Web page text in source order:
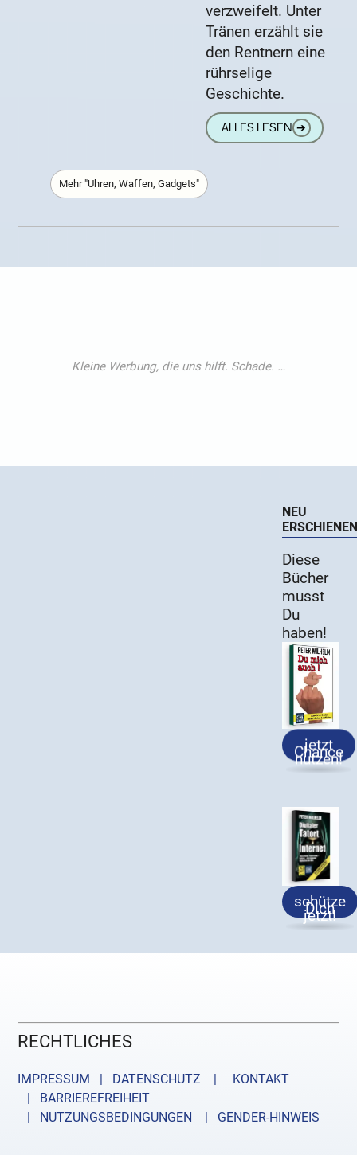
verzweifelt. Unter
Tränen erzählt sie
den Rentnern eine
rührselige
Geschichte.
ALLES LESEN ➔
Mehr "Uhren, Waffen, Gadgets"
NEU
ERSCHIENEN
Diese
Bücher
musst
Du
haben!
jetzt
Chance
nutzen!
schütze
Dich
jetzt!
RECHTLICHES
IMPRESSUM | DATENSCHUTZ |
KONTAKT
| BARRIEREFREIHEIT
| NUTZUNGSBEDINGUNGEN
| GENDER-HINWEIS